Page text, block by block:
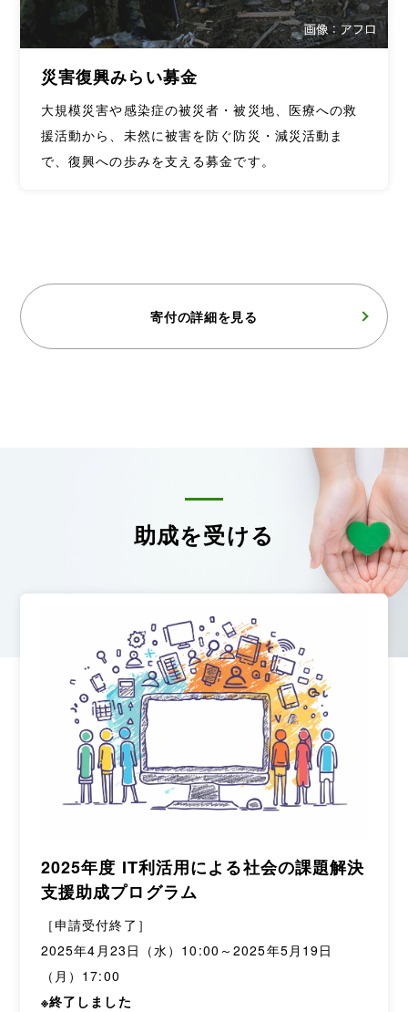
災害復興みらい募金
大規模災害や感染症の被災者・被災地、医療への救
援活動から、未然に被害を防ぐ防災・減災活動ま
で、復興への歩みを支える募金です。
寄付の詳細を見る
助成を受ける
2025年度 IT利活用による社会の課題解決
支援助成プログラム
［申請受付終了］
2025年4月23日（水）10:00～2025年5月19日
（月）17:00
※終了しました